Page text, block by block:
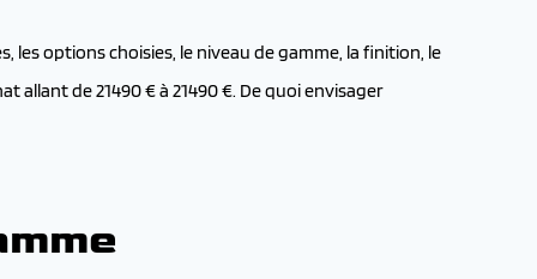
les options choisies, le niveau de gamme, la finition, le
allant de 21490 € à 21490 €. De quoi envisager